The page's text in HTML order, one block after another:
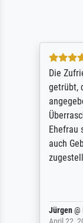
Die
getrübt,
Ehefrau
auch
Jürgen@